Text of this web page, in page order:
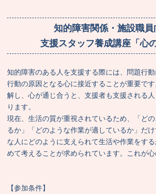
知的障害関係・施設職員
支援スタッフ養成講座「心
知的障害のある人を支援する際には、問題行
行動の原因となる心に接近することが重要で
解し、心が通じ合うと、支援者も支援される
ります。
現在、生活の質が重視されているため、「ど
るか」「どのような作業が適しているか」だ
な人にどのように支えられて生活や作業をす
めて考えることが求められています。これが心
【参加条件】